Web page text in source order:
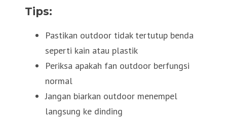
Tips:
Pastikan outdoor tidak tertutup benda
seperti kain atau plastik
Periksa apakah fan outdoor berfungsi
normal
Jangan biarkan outdoor menempel
langsung ke dinding